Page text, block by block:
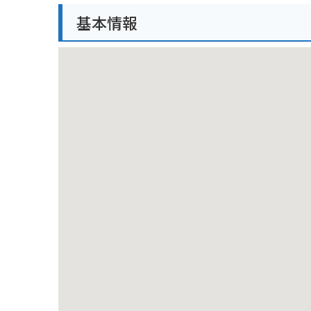
が近くにあり、休憩や食事にも便利です。新城市は、
茶臼山高原など、自然を満喫できるスポットも点在し
基本情報